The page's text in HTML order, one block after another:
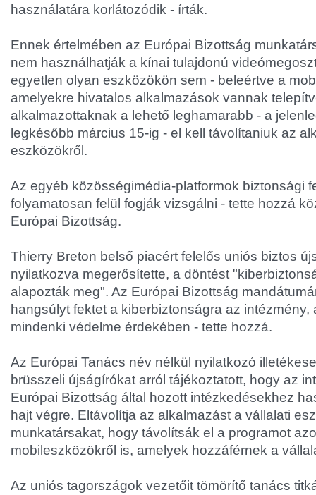
használatára korlátozódik - írták.
Ennek értelmében az Európai Bizottság
nem használhatják a kínai tulajdonú
egyetlen olyan eszközökön sem - beleértve a
amelyekre hivatalos alkalmazások vannak
alkalmazottaknak a lehető leghamarabb - a
legkésőbb március 15-ig - el kell távolítaniuk az
eszközökről.
Az egyéb közösségimédia-platformok biztonsági
folyamatosan felül fogják vizsgálni - tette hozzá
Európai Bizottság.
Thierry Breton belső piacért felelős uniós biztos
nyilatkozva megerősítette, a döntést
alapozták meg". Az Európai Bizottság
hangsúlyt fektet a kiberbiztonságra az intézmény,
mindenki védelme érdekében - tette hozzá.
Az Európai Tanács név nélkül nyilatkozó
brüsszeli újságírókat arról tájékoztatott, hogy az
Európai Bizottság által hozott intézkedésekhez
hajt végre. Eltávolítja az alkalmazást a vállalati
munkatársakat, hogy távolítsák el a programot
mobileszközökről is, amelyek hozzáférnek a
Az uniós tagországok vezetőit tömörítő tanács